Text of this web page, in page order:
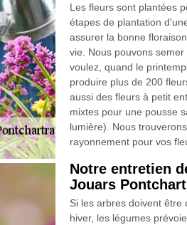
Les fleurs sont plantées
étapes de plantation
assurer la bonne
vie. Nous pouvons
voulez, quand le
produire plus de 200
aussi des fleurs à petit
mixtes pour une pousse
lumière). Nous
rayonnement pour vos
Notre entretien
Jouars
Si les arbres doivent être
hiver, les légumes